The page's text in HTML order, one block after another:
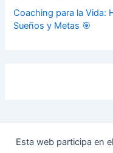
Coaching para la Vida:
Sueños y Metas 🎯
Esta web participa en